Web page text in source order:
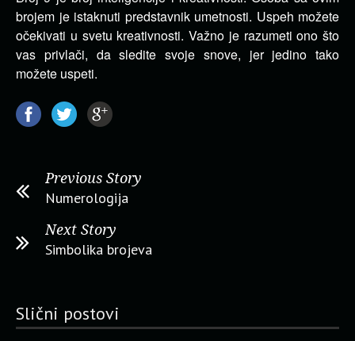
brojem je istaknuti predstavnik umetnosti. Uspeh možete
očekivati u svetu kreativnosti. Važno je razumeti ono što
vas privlači, da sledite svoje snove, jer jedino tako
možete uspeti.
Previous Story
Numerologija
Next Story
Simbolika brojeva
Slični postovi